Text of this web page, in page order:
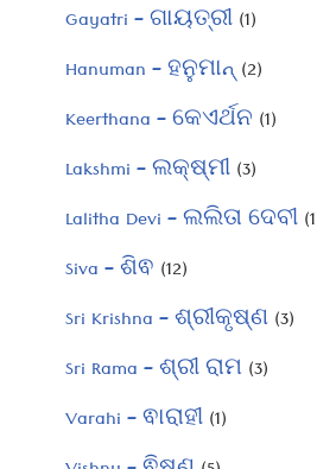
Gayatri – ଗାୟତ୍ରୀ(1)
Hanuman – ହନୁମାନ୍(2)
Keerthana – କେଏର୍ଥନ (1)
Lakshmi – ଲକ୍ଷ୍ମୀ(3)
Lalitha Devi – ଲଲିତା ଦେବୀ
Siva – ଶିଵ (12)
Sri Krishna – ଶ୍ରୀକୃଷ୍ଣ(3)
Sri Rama – ଶ୍ରୀ ରାମ(3)
Varahi – ଵାରାହୀ(1)